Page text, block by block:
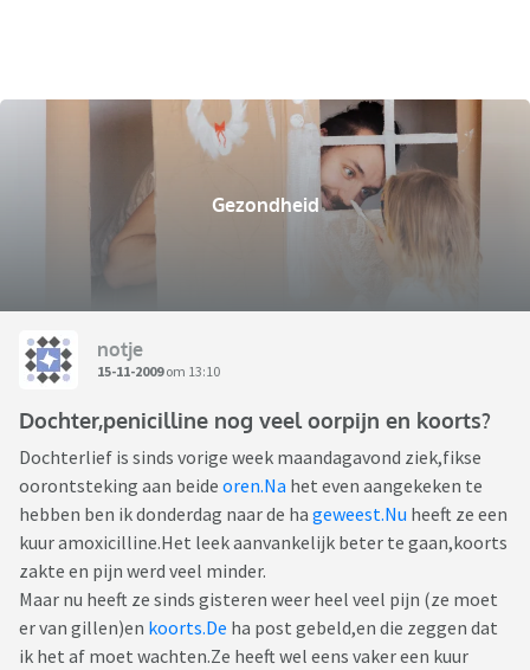
Gezondheid
notje
15-11-2009om 13:10
Dochter,penicilline nog veel oorpijn en koorts?
Dochterlief is sinds vorige week maandagavond ziek,fikse
oorontsteking aan beide oren.Na het even aangekeken te
hebben ben ik donderdag naar de ha geweest.Nu heeft ze een
kuur amoxicilline.Het leek aanvankelijk beter te gaan,koorts
zakte en pijn werd veel minder.
Maar nu heeft ze sinds gisteren weer heel veel pijn (ze moet
er van gillen)en koorts.De ha post gebeld,en die zeggen dat
ik het af moet wachten.Ze heeft wel eens vaker een kuur